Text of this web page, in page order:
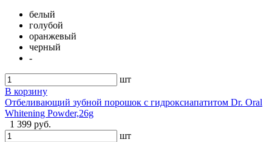
белый
голубой
оранжевый
черный
-
шт
В корзину
Отбеливающий зубной порошок с гидроксиапатитом Dr. Oral
Whitening Powder,26g
1 399 руб.
шт